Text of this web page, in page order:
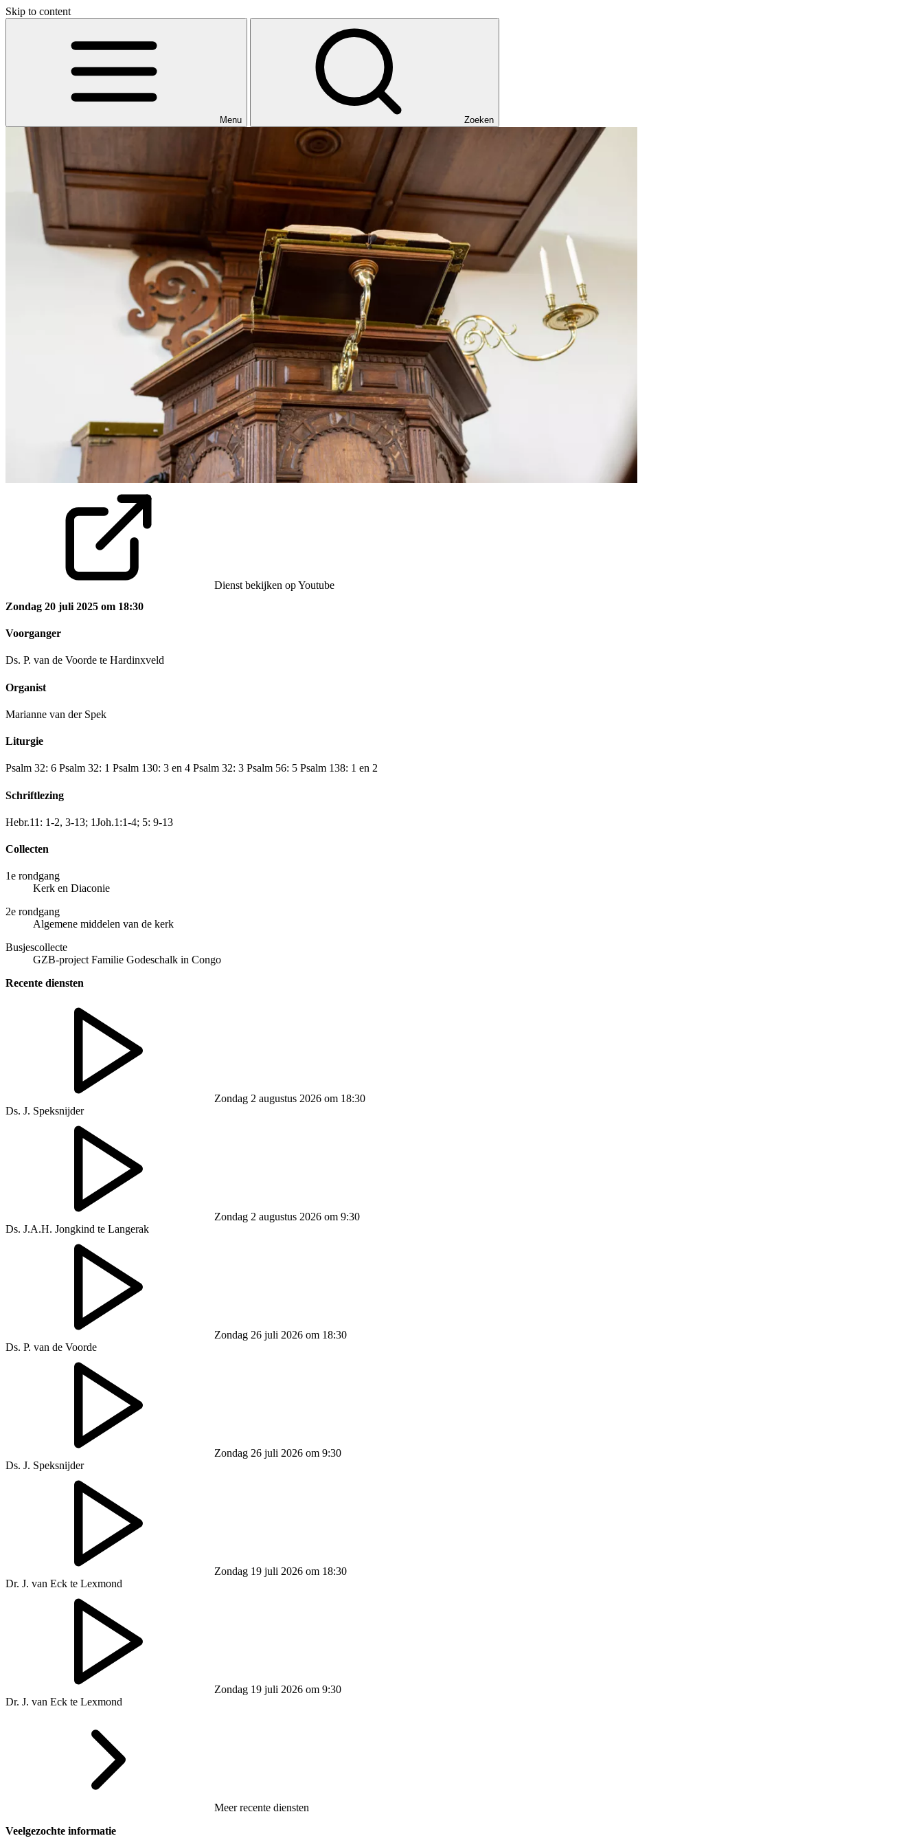
Skip to content
Menu Zoeken
Dienst bekijken op Youtube
Zondag 20 juli 2025 om 18:30
Voorganger
Ds. P. van de Voorde te Hardinxveld
Organist
Marianne van der Spek
Liturgie
Psalm 32: 6 Psalm 32: 1 Psalm 130: 3 en 4 Psalm 32: 3 Psalm 56: 5 Psalm 138: 1 en 2
Schriftlezing
Hebr.11: 1-2, 3-13; 1Joh.1:1-4; 5: 9-13
Collecten
1e rondgang
Kerk en Diaconie
2e rondgang
Algemene middelen van de kerk
Busjescollecte
GZB-project Familie Godeschalk in Congo
Recente diensten
Zondag 2 augustus 2026 om 18:30
Ds. J. Speksnijder
Zondag 2 augustus 2026 om 9:30
Ds. J.A.H. Jongkind te Langerak
Zondag 26 juli 2026 om 18:30
Ds. P. van de Voorde
Zondag 26 juli 2026 om 9:30
Ds. J. Speksnijder
Zondag 19 juli 2026 om 18:30
Dr. J. van Eck te Lexmond
Zondag 19 juli 2026 om 9:30
Dr. J. van Eck te Lexmond
Meer recente diensten
Veelgezochte informatie